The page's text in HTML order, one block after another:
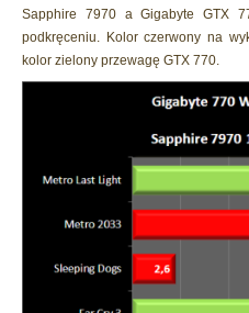
Sapphire 7970 a Gigabyte GTX
podkręceniu. Kolor czerwony na
kolor zielony przewagę GTX 770.